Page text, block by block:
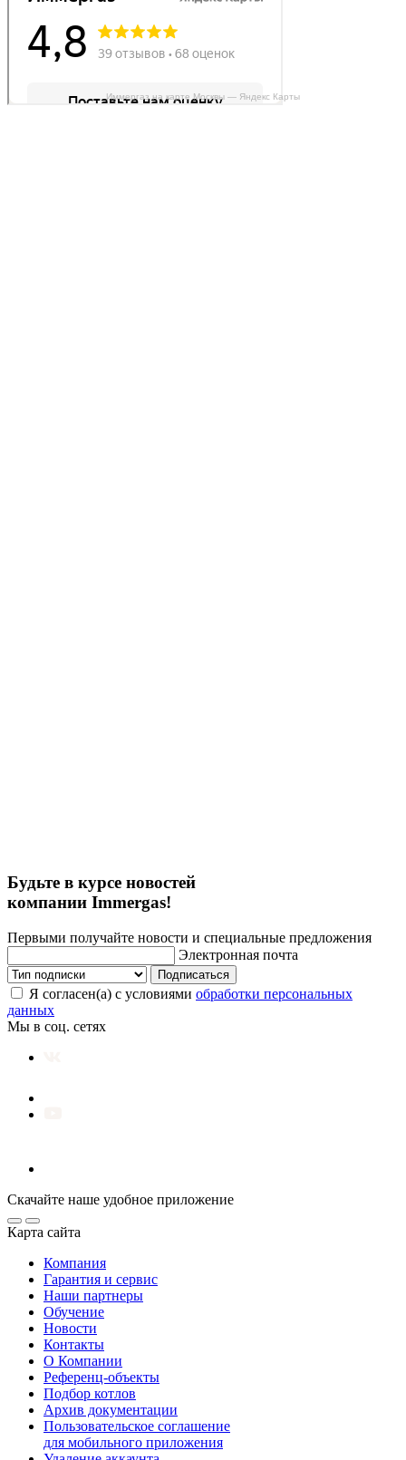
Иммергаз на карте Москвы — Яндекс Карты
Будьте в курсе новостей
компании Immergas!
Первыми получайте новости и специальные предложения
Электронная почта
Подписаться
Я согласен(а) с условиями обработки персональных
данных
Мы в соц. сетях
Скачайте наше удобное приложение
Карта сайта
Компания
Гарантия и сервис
Наши партнеры
Обучение
Новости
Контакты
О Компании
Референц-объекты
Подбор котлов
Архив документации
Пользовательское соглашение
для мобильного приложения